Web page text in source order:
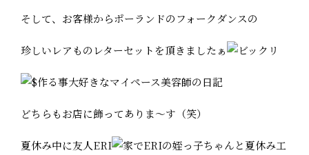
そして、お客様からポーランドのフォークダンスの
珍しいレアものレターセットを頂きましたぁ
どちらもお店に飾ってありま～す（笑）
夏休み中に友人ERI
でERIの姪っ子ちゃんと夏休み工